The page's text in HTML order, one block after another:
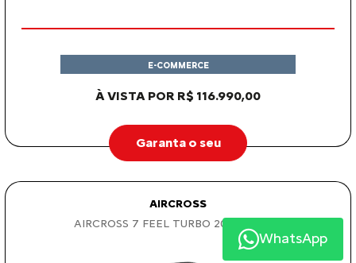
À VISTA POR R$ 116.990,00
E-COMMERCE
Garanta o seu
AIRCROSS
AIRCROSS 7 FEEL TURBO 200 AT 2026
WhatsApp